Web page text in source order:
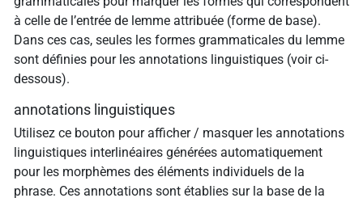
à celle de l’entrée de lemme attribuée (forme de base).
Dans ces cas, seules les formes grammaticales du lemme
sont définies pour les annotations linguistiques (voir ci-
dessous).
annotations linguistiques
Utilisez ce bouton pour afficher / masquer les annotations
linguistiques interlinéaires générées automatiquement
pour les morphèmes des éléments individuels de la
phrase. Ces annotations sont établies sur la base de la